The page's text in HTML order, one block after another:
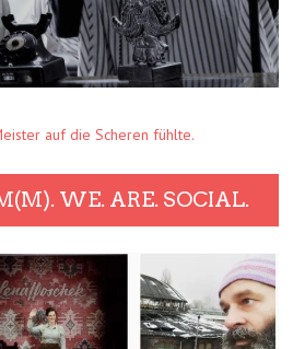
auf die Scheren fühlte.
WE. ARE. SOCIAL.